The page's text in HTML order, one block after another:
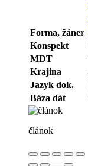
Forma, žáner
Konspekt
MDT
Krajina
Jazyk dok.
Báza dát
článok